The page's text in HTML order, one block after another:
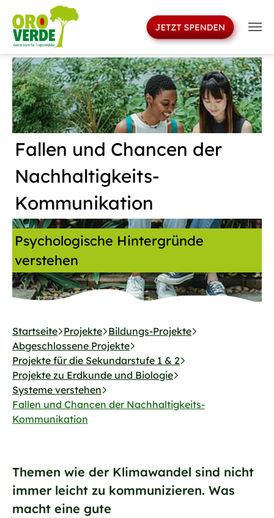
Skip to main navigation
Skip to main content
Skip to page footer
Fallen und Chancen der
Nachhaltigkeits-
Kommunikation
Psychologische Hintergründe
verstehen
Startseite Projekte Bildungs-Projekte
Abgeschlossene Projekte
Projekte für die Sekundarstufe 1 & 2
Projekte zu Erdkunde und Biologie
Systeme verstehen
Fallen und Chancen der Nachhaltigkeits-
Kommunikation
Themen wie der Klimawandel sind nicht
immer leicht zu kommunizieren. Was
macht eine gute